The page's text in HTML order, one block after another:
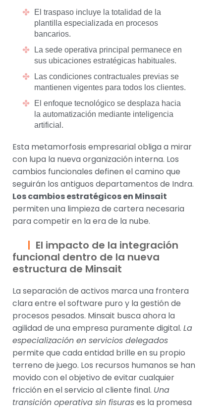
El traspaso incluye la totalidad de la
plantilla especializada en procesos
bancarios.
La sede operativa principal permanece en
sus ubicaciones estratégicas habituales.
Las condiciones contractuales previas se
mantienen vigentes para todos los clientes.
El enfoque tecnológico se desplaza hacia
la automatización mediante inteligencia
artificial.
Esta metamorfosis empresarial obliga a mirar
con lupa la nueva organización interna. Los
cambios funcionales definen el camino que
seguirán los antiguos departamentos de Indra.
Los cambios estratégicos en Minsait
permiten una limpieza de cartera necesaria
para competir en la era de la nube.
El impacto de la integración
funcional dentro de la nueva
estructura de Minsait
La separación de activos marca una frontera
clara entre el software puro y la gestión de
procesos pesados. Minsait busca ahora la
agilidad de una empresa puramente digital. La
especialización en servicios delegados
permite que cada entidad brille en su propio
terreno de juego. Los recursos humanos se han
movido con el objetivo de evitar cualquier
fricción en el servicio al cliente final. Una
transición operativa sin fisurases la promesa